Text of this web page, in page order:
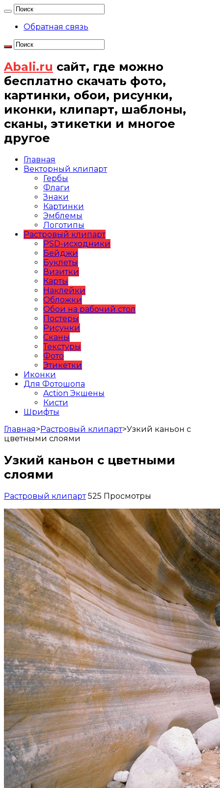
Обратная связь
Abali.ru сайт, где можно
бесплатно скачать фото,
картинки, обои, рисунки,
иконки, клипарт, шаблоны,
сканы, этикетки и многое
другое
Главная
Векторный клипарт
Гербы
Флаги
Знаки
Картинки
Эмблемы
Логотипы
Растровый клипарт
PSD-исходники
Бейджи
Буклеты
Визитки
Карты
Наклейки
Обложки
Обои на рабочий стол
Постеры
Рисунки
Сканы
Текстуры
Фото
Этикетки
Иконки
Для Фотошопа
Action Экшены
Кисти
Шрифты
Главная>Растровый клипарт>Узкий каньон с
цветными слоями
Узкий каньон с цветными
слоями
Растровый клипарт 525 Просмотры